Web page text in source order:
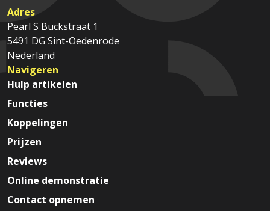
Adres
Pearl S Buckstraat 1
5491 DG Sint-Oedenrode
Nederland
Navigeren
Hulp artikelen
Functies
Koppelingen
Prijzen
Reviews
Online demonstratie
Contact opnemen